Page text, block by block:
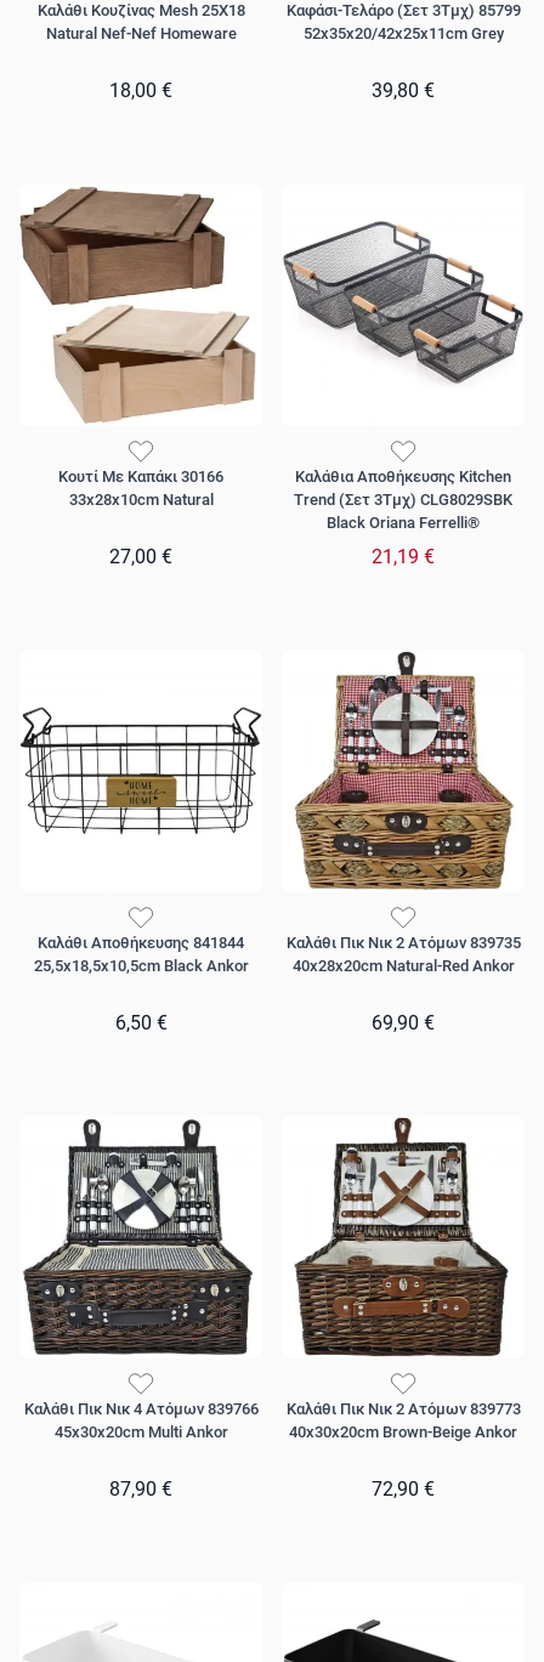
Καλάθι Κουζίνας Mesh 25X18
Natural Nef-Nef Homeware
18,00 €
Καφάσι-Τελάρο (Σετ 3Τμχ) 85799
52x35x20/42x25x11cm Grey
39,80 €
Κουτί Με Καπάκι 30166
33x28x10cm Natural
27,00 €
Καλάθια Αποθήκευσης Kitchen
Trend (Σετ 3Τμχ) CLG8029SBK
Black Oriana Ferrelli®
21,19 €
Καλάθι Αποθήκευσης 841844
25,5x18,5x10,5cm Black Ankor
6,50 €
Καλάθι Πικ Νικ 2 Ατόμων 839735
40x28x20cm Natural-Red Ankor
69,90 €
Καλάθι Πικ Νικ 4 Ατόμων 839766
45x30x20cm Multi Ankor
87,90 €
Καλάθι Πικ Νικ 2 Ατόμων 839773
40x30x20cm Brown-Beige Ankor
72,90 €